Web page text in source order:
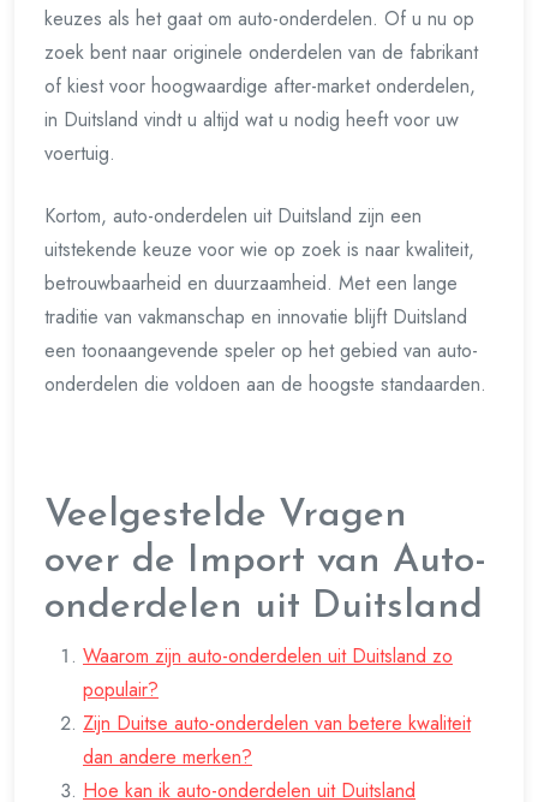
keuzes als het gaat om auto-onderdelen. Of u nu op
zoek bent naar originele onderdelen van de fabrikant
of kiest voor hoogwaardige after-market onderdelen,
in Duitsland vindt u altijd wat u nodig heeft voor uw
voertuig.
Kortom, auto-onderdelen uit Duitsland zijn een
uitstekende keuze voor wie op zoek is naar kwaliteit,
betrouwbaarheid en duurzaamheid. Met een lange
traditie van vakmanschap en innovatie blijft Duitsland
een toonaangevende speler op het gebied van auto-
onderdelen die voldoen aan de hoogste standaarden.
Veelgestelde Vragen
over de Import van Auto-
onderdelen uit Duitsland
Waarom zijn auto-onderdelen uit Duitsland zo
populair?
Zijn Duitse auto-onderdelen van betere kwaliteit
dan andere merken?
Hoe kan ik auto-onderdelen uit Duitsland